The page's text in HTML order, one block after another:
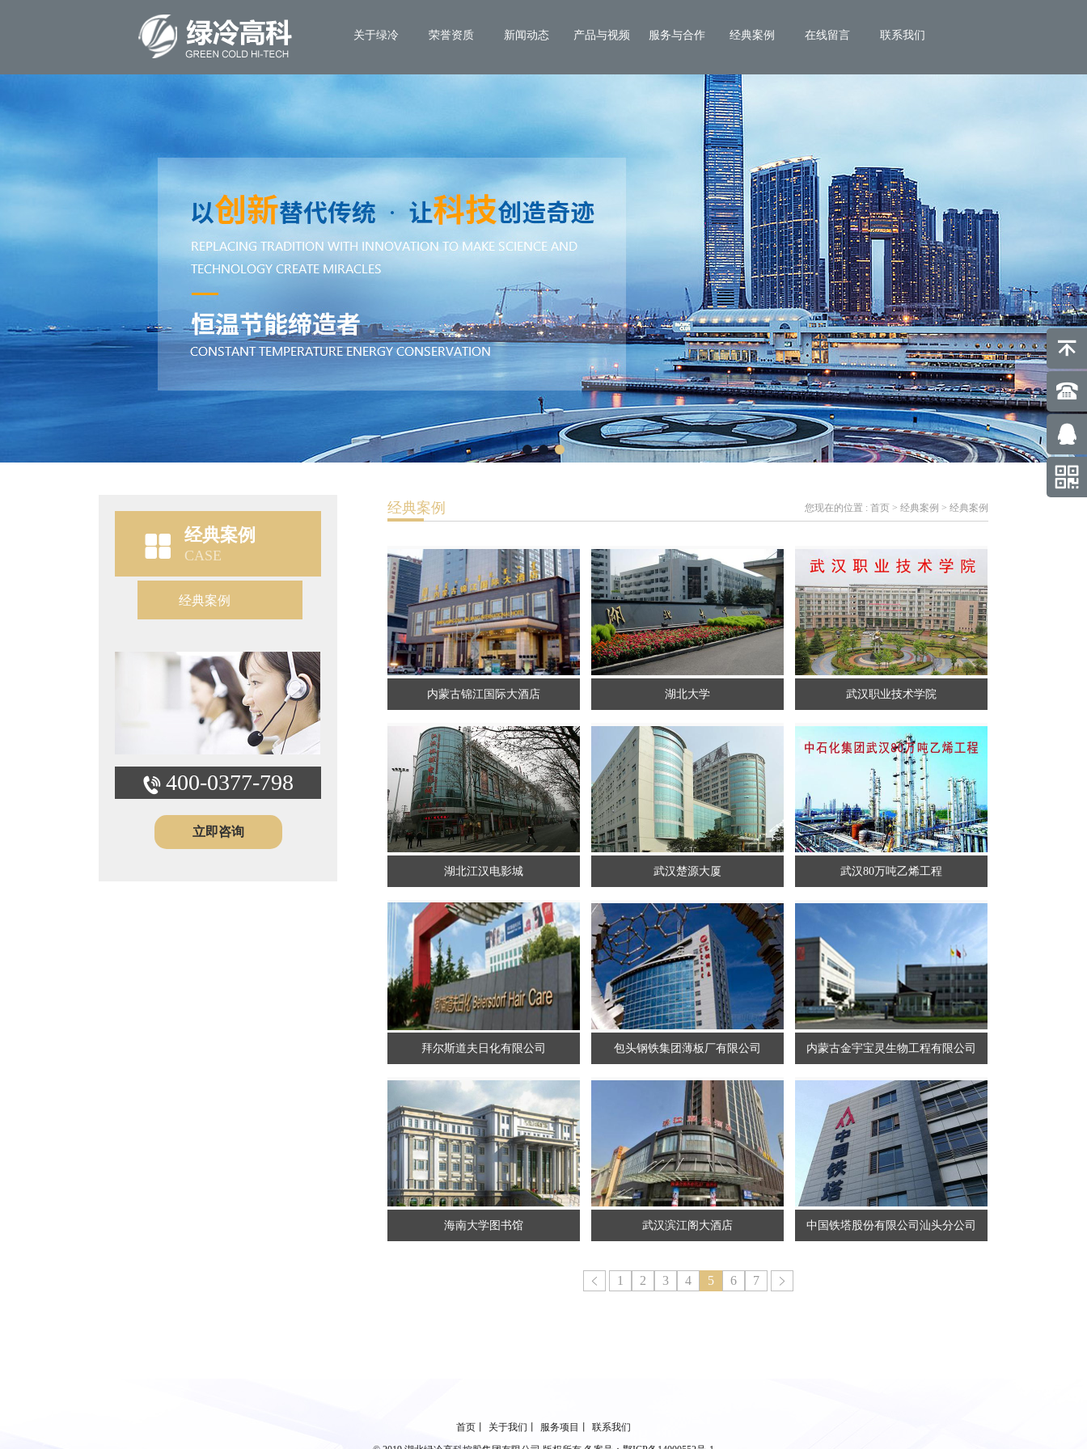
关于绿冷 荣誉资质 新闻动态 产品与视频 服务与合作 经典案例 在线留言 联系我们
经典案例
CASE
经典案例
400-0377-798
立即咨询
经典案例 您现在的位置 : 首页 > 经典案例 > 经典案例
内蒙古锦江国际大酒店 湖北大学 武汉职业技术学院
湖北江汉电影城 武汉楚源大厦 武汉80万吨乙烯工程
拜尔斯道夫日化有限公司 包头钢铁集团薄板厂有限公司 内蒙古金宇宝灵生物工程有限公司
海南大学图书馆 武汉滨江阁大酒店 中国铁塔股份有限公司汕头分公司
1 2 3 4 5 6 7
首页 关于我们 服务项目
联系我们